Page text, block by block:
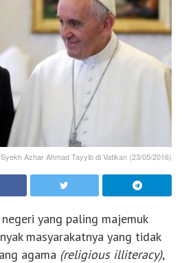
Azhar Ahmad Tayyib di Vatikan (23/05/2016)
yang paling majemuk
masyarakatnya yang tidak
agama (religious illiteracy),